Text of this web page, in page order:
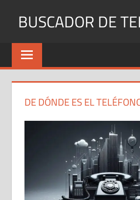
BUSCADOR DE
Identifica
Números
y
DE DÓNDE ES EL